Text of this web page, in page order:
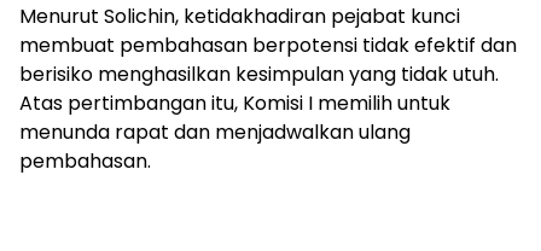
Menurut Solichin, ketidakhadiran pejabat kunci
membuat pembahasan berpotensi tidak efektif dan
berisiko menghasilkan kesimpulan yang tidak utuh.
Atas pertimbangan itu, Komisi I memilih untuk
menunda rapat dan menjadwalkan ulang
pembahasan.